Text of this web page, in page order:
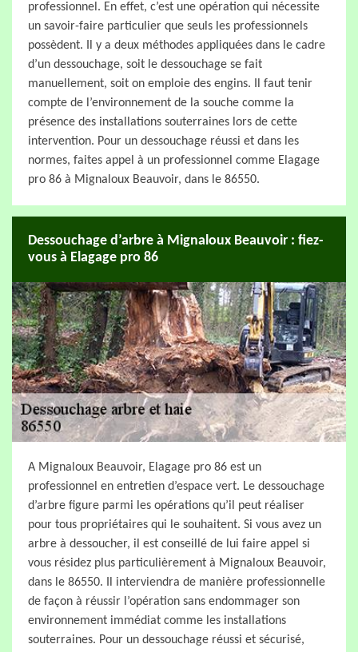
professionnel. En effet, c’est une opération qui nécessite
un savoir-faire particulier que seuls les professionnels
possèdent. Il y a deux méthodes appliquées dans le cadre
d’un dessouchage, soit le dessouchage se fait
manuellement, soit on emploie des engins. Il faut tenir
compte de l’environnement de la souche comme la
présence des installations souterraines lors de cette
intervention. Pour un dessouchage réussi et dans les
normes, faites appel à un professionnel comme Elagage
pro 86 à Mignaloux Beauvoir, dans le 86550.
Dessouchage d’arbre à Mignaloux Beauvoir : fiez-
vous à Elagage pro 86
A Mignaloux Beauvoir, Elagage pro 86 est un
professionnel en entretien d’espace vert. Le dessouchage
d’arbre figure parmi les opérations qu’il peut réaliser
pour tous propriétaires qui le souhaitent. Si vous avez un
arbre à dessoucher, il est conseillé de lui faire appel si
vous résidez plus particulièrement à Mignaloux Beauvoir,
dans le 86550. Il interviendra de manière professionnelle
de façon à réussir l’opération sans endommager son
environnement immédiat comme les installations
souterraines. Pour un dessouchage réussi et sécurisé,